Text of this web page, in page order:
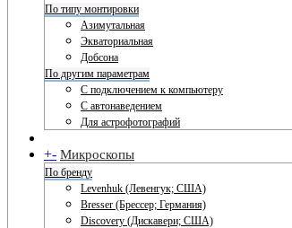
По типу монтировки
Азимутальная
Экваториальная
Добсона
По другим параметрам
С подключением к компьютеру
С автонаведением
Для астрофотографий
+- Микроскопы
По бренду
Levenhuk (Левенгук; США)
Bresser (Брессер; Германия)
Discovery (Дискавери; США)